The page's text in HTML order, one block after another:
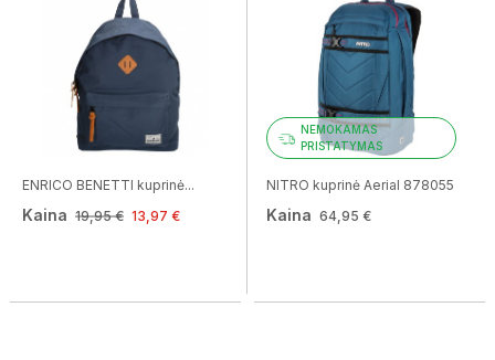
ENRICO BENETTI kuprinė...
Kaina 19,95 € 13,97 €
NEMOKAMAS
PRISTATYMAS
NITRO kuprinė Aerial 878055
Kaina 64,95 €